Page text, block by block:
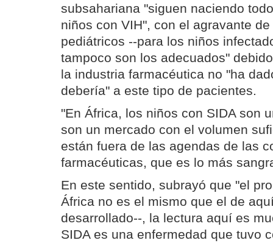
subsahariana "siguen naciendo
niños con VIH", con el agravante
pediátricos --para los niños
tampoco son los adecuados"
la industria farmacéutica no "ha
debería" a este tipo de pacientes.
"En África, los niños con SIDA son
son un mercado con el volumen
están fuera de las agendas de las
farmacéuticas, que es lo más
En este sentido, subrayó que "el
África no es el mismo que el de
desarrollado--, la lectura aquí es
SIDA es una enfermedad que tuvo